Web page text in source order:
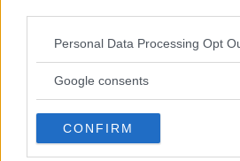
Please note that this website/app
not limited to your visit or usage
use your data for below specified
consent section.
Personal Data Processing Opt
Google consents
CONFIRM
su quelli positivi.
Come allenare il
positivo fin da
PREMIARE LE